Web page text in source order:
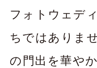
フォトウェデ
ちではありま
の門出を華や